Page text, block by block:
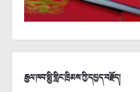
རྒྱལ་ཁབ་སྤྱི་གླིང་ཁྲིམས་ཀྱི་དཔྱད་བརྗོད།